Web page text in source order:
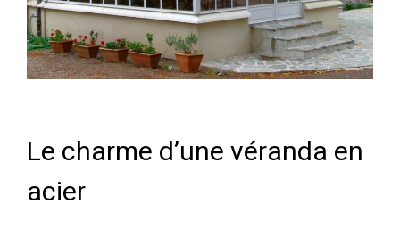
Le charme d’une véranda en
acier